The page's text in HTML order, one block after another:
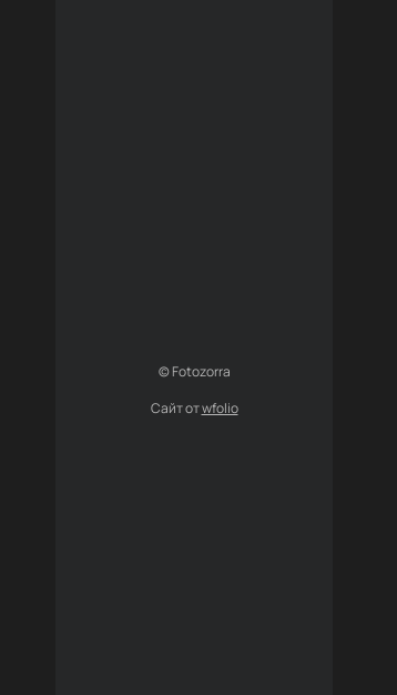
© Fotozorra
Сайт отwfolio